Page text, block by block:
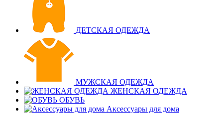
ДЕТСКАЯ ОДЕЖДА
МУЖСКАЯ ОДЕЖДА
ЖЕНСКАЯ ОДЕЖДА
ОБУВЬ
Аксессуары для дома